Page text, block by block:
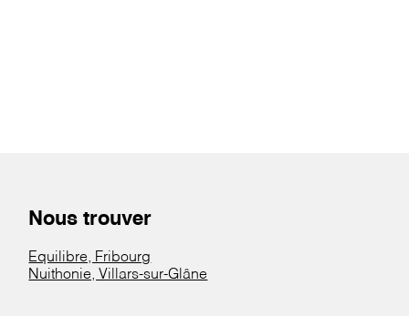
Nous trouver
Equilibre, Fribourg
Nuithonie, Villars-sur-Glâne